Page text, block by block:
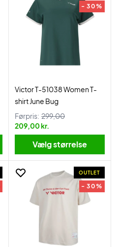
- 30%
Victor T-51038 Women T-
shirt June Bug
Førpris: 299,00
209,00 kr.
Vælg størrelse
OUTLET
- 30%